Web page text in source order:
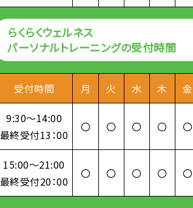
らくらくウェルネス
パーソナルトレーニングの受付時間
受付時間 月 火 水 木 金
9:30～14:00
最終受付13：00
〇 〇 〇 〇 〇
15:00～21:00
最終受付20：00
〇 〇 〇 〇 〇